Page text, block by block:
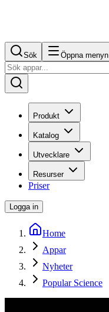
Sök Öppna menyn
Produkt
Katalog
Utvecklare
Resurser
Priser
Logga in
Home
Appar
Nyheter
Popular Science